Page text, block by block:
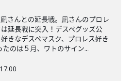
さんとの延長戦。凪さんのプロレ
延長戦に突入！デスペグッズ公
きなデスペマスク、プロレス好き
のは５月、ワトのサイン...